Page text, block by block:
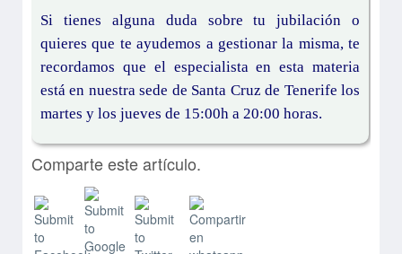
Si tienes alguna duda sobre tu jubilación o
quieres que te ayudemos a gestionar la misma, te
recordamos que el especialista en esta materia
está en nuestra sede de Santa Cruz de Tenerife los
martes y los jueves de 15:00h a 20:00 horas.
Comparte este artículo.